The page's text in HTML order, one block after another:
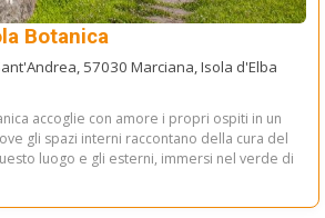
Botanica
57030 Marciana, Isola d'Elba
accoglie con amore i propri ospiti in un
gli spazi interni raccontano della cura del
luogo e gli esterni, immersi nel verde di